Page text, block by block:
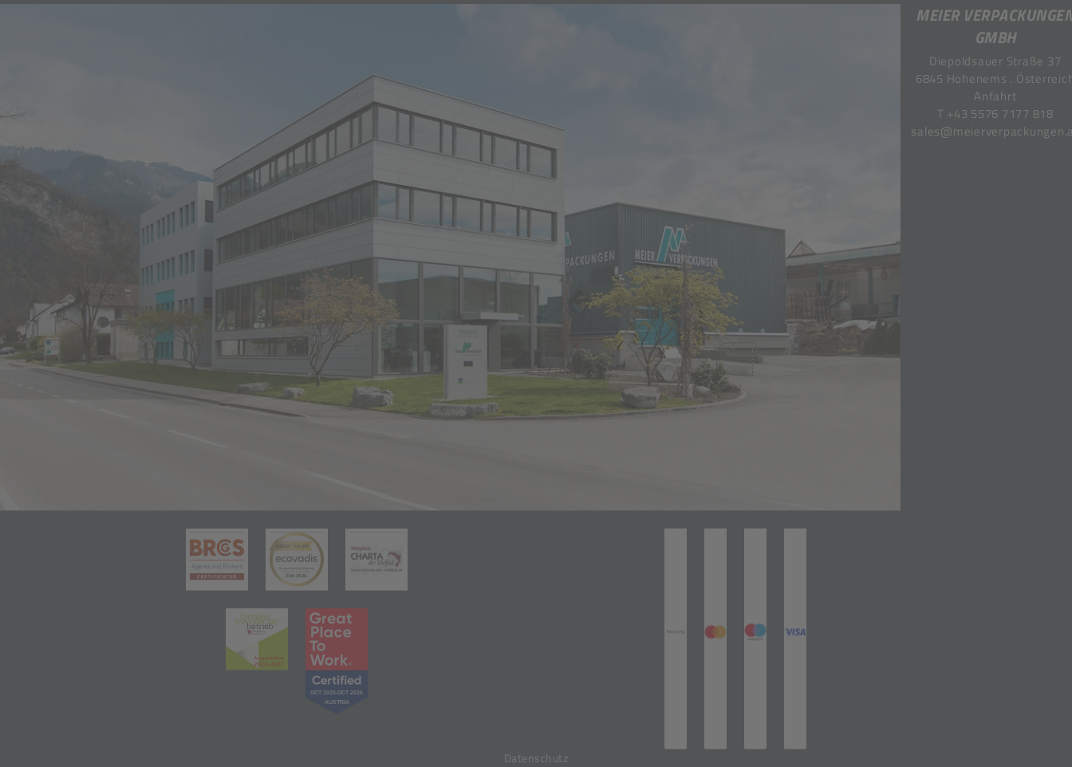
MEIER
GMBH
Diepoldsauer Straße 37
6845 Hohenems .
Anfahrt
T +43 5576 7177 818
(öffnet in neuem Tab)
(öffnet in neuem Tab)
(öffnet in neuem Tab)
(öffnet in neuem Tab)
Datenschutz